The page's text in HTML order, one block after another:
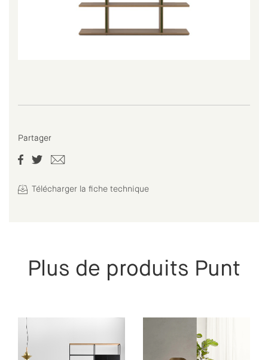
Partager
Télécharger la fiche technique
Plus de produits Punt